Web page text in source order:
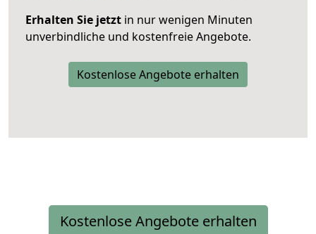
Erhalten Sie jetzt in nur wenigen Minuten
unverbindliche und kostenfreie Angebote.
Kostenlose Angebote erhalten
Kostenlose Angebote erhalten